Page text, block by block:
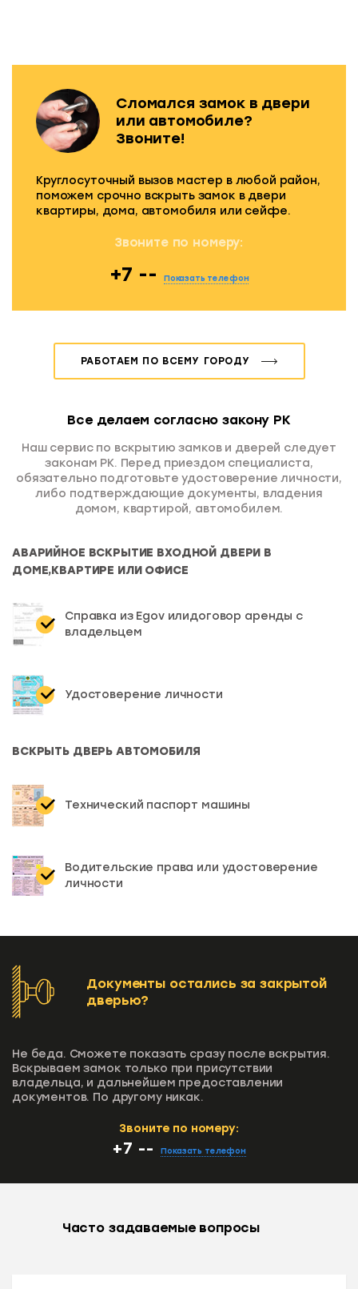
Сломался замок в двери
или автомобиле?
Звоните!
Круглосуточный вызов мастер в любой район,
поможем срочно вскрыть замок в двери
квартиры, дома, автомобиля или сейфе.
Звоните по номеру:
+7 -- Показать телефон
РАБОТАЕМ ПО ВСЕМУ ГОРОДУ
Все делаем согласно закону РК
Наш сервис по вскрытию замков и дверей следует
законам РК. Перед приездом специалиста,
обязательно подготовьте удостоверение личности,
либо подтверждающие документы, владения
домом, квартирой, автомобилем.
АВАРИЙНОЕ ВСКРЫТИЕ ВХОДНОЙ ДВЕРИ В
ДОМЕ,КВАРТИРЕ ИЛИ ОФИСЕ
Справка из Egov илидоговор аренды с
владельцем
Удостоверение личности
ВСКРЫТЬ ДВЕРЬ АВТОМОБИЛЯ
Технический паспорт машины
Водительские права или удостоверение
личности
Документы остались за закрытой
дверью?
Не беда. Сможете показать сразу после вскрытия.
Вскрываем замок только при присутствии
владельца, и дальнейшем предоставлении
документов. По другому никак.
Звоните по номеру:
+7 -- Показать телефон
Часто задаваемые вопросы